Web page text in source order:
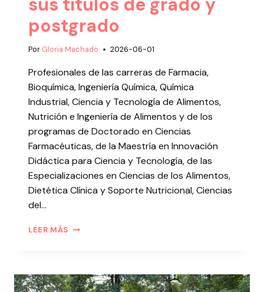
postgrado
Por Gloria Machado 2026-06-01
Profesionales de las carreras de Farmacia,
Bioquímica, Ingeniería Química, Química
Industrial, Ciencia y Tecnología de Alimentos,
Nutrición e Ingeniería de Alimentos y de los
programas de Doctorado en Ciencias
Farmacéuticas, de la Maestría en Innovación
Didáctica para Ciencia y Tecnología, de las
Especializaciones en Ciencias de los Alimentos,
Dietética Clínica y Soporte Nutricional, Ciencias
del…
LEER MÁS